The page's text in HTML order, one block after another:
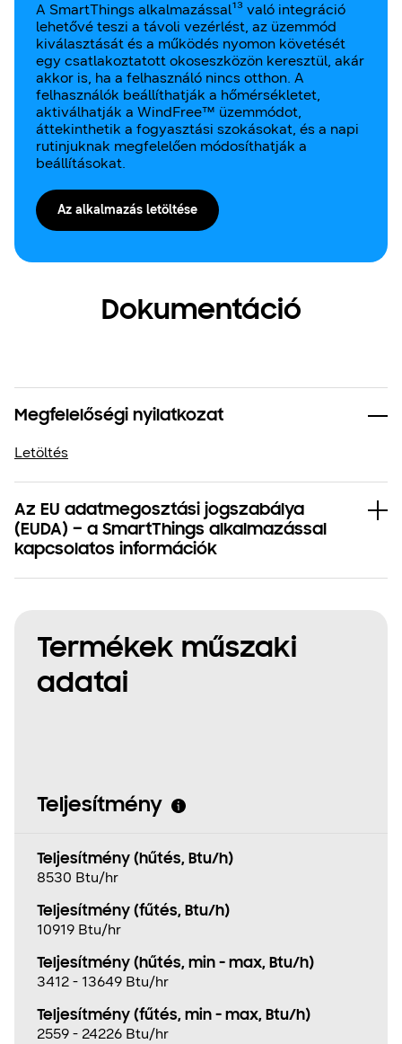
A SmartThings alkalmazással¹³ való integráció
lehetővé teszi a távoli vezérlést, az üzemmód
kiválasztását és a működés nyomon követését
egy csatlakoztatott okoseszközön keresztül, akár
akkor is, ha a felhasználó nincs otthon. A
felhasználók beállíthatják a hőmérsékletet,
aktiválhatják a WindFree™ üzemmódot,
áttekinthetik a fogyasztási szokásokat, és a napi
rutinjuknak megfelelően módosíthatják a
beállításokat.
Az alkalmazás letöltése
Dokumentáció
Megfelelőségi nyilatkozat
Letöltés
Az EU adatmegosztási jogszabálya
(EUDA) – a SmartThings alkalmazással
kapcsolatos információk
Termékek műszaki
adatai
Teljesítmény
Teljesítmény (hűtés, Btu/h)
8530 Btu/hr
Teljesítmény (fűtés, Btu/h)
10919 Btu/hr
Teljesítmény (hűtés, min - max, Btu/h)
3412 - 13649 Btu/hr
Teljesítmény (fűtés, min - max, Btu/h)
2559 - 24226 Btu/hr